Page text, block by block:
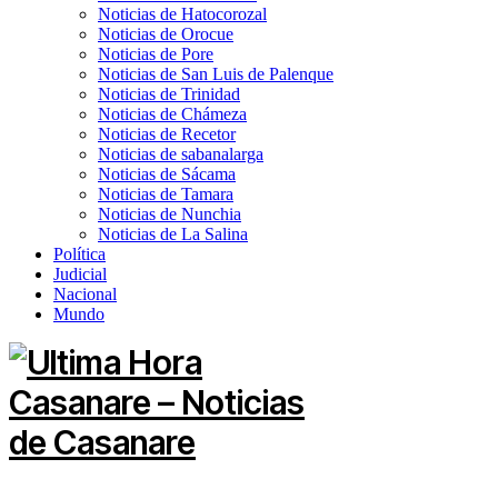
Noticias de Hatocorozal
Noticias de Orocue
Noticias de Pore
Noticias de San Luis de Palenque
Noticias de Trinidad
Noticias de Chámeza
Noticias de Recetor
Noticias de sabanalarga
Noticias de Sácama
Noticias de Tamara
Noticias de Nunchia
Noticias de La Salina
Política
Judicial
Nacional
Mundo